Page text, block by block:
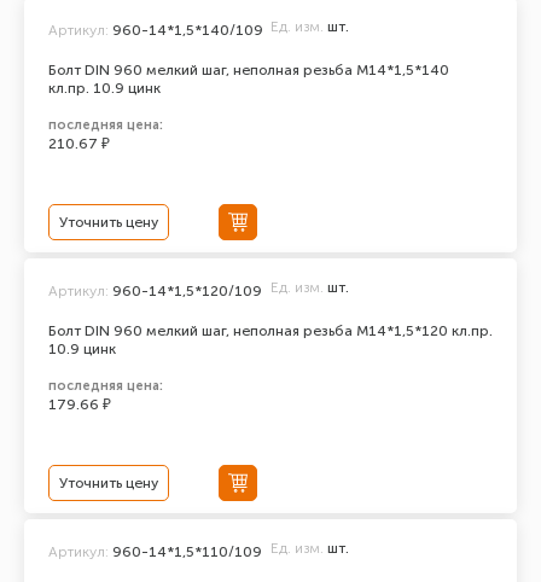
Болт DIN 960 мелкий шаг, неполная резьба M14*1,5*140
кл.пр. 10.9 цинк
Артикул: 960-14*1,5*140/109 Ед. изм. шт.
последняя цена:
210.67 ₽
Уточнить цену
Болт DIN 960 мелкий шаг, неполная резьба M14*1,5*120 кл.пр.
10.9 цинк
Артикул: 960-14*1,5*120/109 Ед. изм. шт.
последняя цена:
179.66 ₽
Уточнить цену
Артикул: 960-14*1,5*110/109 Ед. изм. шт.